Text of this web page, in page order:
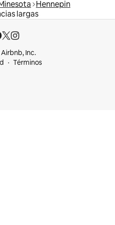
Hennepin
largas
Inc.
Términos